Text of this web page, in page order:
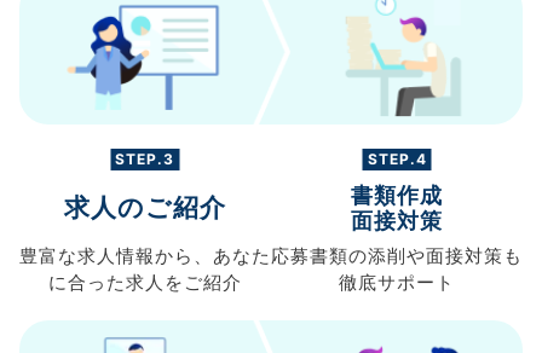
STEP.3
求人のご紹介
豊富な求人情報から、 あなた
に合った求人を ご紹介
STEP.4
書類作成
面接対策
応募書類の添削や面接対策も
徹底サポート